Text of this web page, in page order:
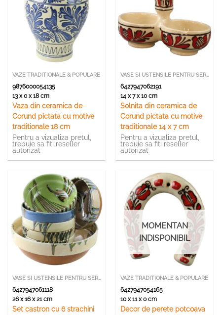
VAZE TRADITIONALE & POPULARE
9876000054135
13 x 0 x 18 cm
Vaza din ceramica de
Corund pictata cu motive
traditionale 18 cm
Pentru a vizualiza pretul,
trebuie sa fiti reseller
autorizat
VASE SI USTENSILE PENTRU SERVIRE
6427947062191
14 x 7 x 10 cm
Solnita din ceramica de
Corund pictata cu motive
traditionale 14 x 7 cm
Pentru a vizualiza pretul,
trebuie sa fiti reseller
autorizat
VASE SI USTENSILE PENTRU SERVIRE
6427947061118
26 x 16 x 21 cm
Set castron cu 6 strachini
MOMENTAN
INDISPONIBIL
VAZE TRADITIONALE & POPULARE
6427947054165
10 x 11 x 0 cm
Decor de perete potcoava